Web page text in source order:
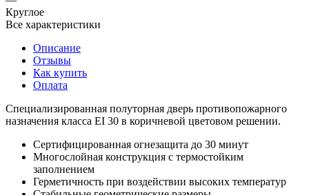
Круглое
Все характеристики
Описание
Отзывы
Как купить
Оплата
Специализированная полуторная дверь противопожарного
назначения класса EI 30 в коричневой цветовом решении.
Сертифицированная огнезащита до 30 минут
Многослойная конструкция с термостойким
заполнением
Герметичность при воздействии высоких температур